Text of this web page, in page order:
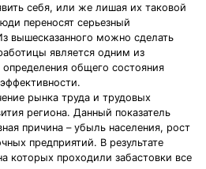
себя, или же лишая их таковой
переносят серьезный
вышесказанного можно сделать
является одним из
общего состояния
рынка труда и трудовых
региона. Данный показатель
причина – убыль населения, рост
предприятий. В результате
которых проходили забастовки все